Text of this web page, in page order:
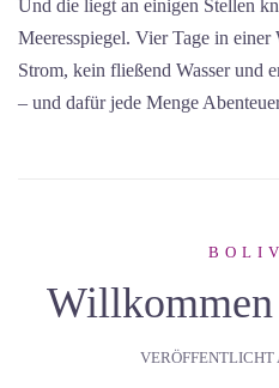
Und die liegt an einigen Stellen
Meeresspiegel. Vier Tage in einer
Strom, kein fließend Wasser und
– und dafür jede Menge
VERÖFFENTLICHT